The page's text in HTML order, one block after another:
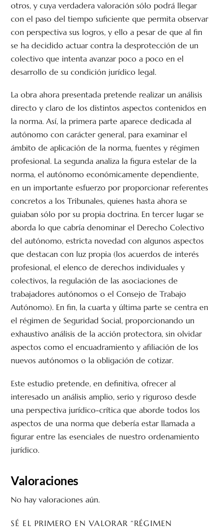
otros, y cuya verdadera valoración sólo podrá llegar
con el paso del tiempo suficiente que permita observar
con perspectiva sus logros, y ello a pesar de que al fin
se ha decidido actuar contra la desprotección de un
colectivo que intenta avanzar poco a poco en el
desarrollo de su condición jurídico legal.
La obra ahora presentada pretende realizar un análisis
directo y claro de los distintos aspectos contenidos en
la norma. Así, la primera parte aparece dedicada al
autónomo con carácter general, para examinar el
ámbito de aplicación de la norma, fuentes y régimen
profesional. La segunda analiza la figura estelar de la
norma, el autónomo económicamente dependiente,
en un importante esfuerzo por proporcionar referentes
concretos a los Tribunales, quienes hasta ahora se
guiaban sólo por su propia doctrina. En tercer lugar se
aborda lo que cabría denominar el Derecho Colectivo
del autónomo, estricta novedad con algunos aspectos
que destacan con luz propia (los acuerdos de interés
profesional, el elenco de derechos individuales y
colectivos, la regulación de las asociaciones de
trabajadores autónomos o el Consejo de Trabajo
Autónomo). En fin, la cuarta y última parte se centra en
el régimen de Seguridad Social, proporcionando un
exhaustivo análisis de la acción protectora, sin olvidar
aspectos como el encuadramiento y afiliación de los
nuevos autónomos o la obligación de cotizar.
Este estudio pretende, en definitiva, ofrecer al
interesado un análisis amplio, serio y riguroso desde
una perspectiva jurídico-crítica que aborde todos los
aspectos de una norma que debería estar llamada a
figurar entre las esenciales de nuestro ordenamiento
jurídico.
Valoraciones
No hay valoraciones aún.
SÉ EL PRIMERO EN VALORAR “RÉGIMEN